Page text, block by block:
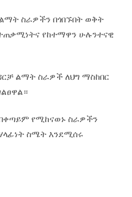
ስራዎችን በጎበኙበት ወቅት
የከተማዋን ሁሉንተናዊ
ልማት ስራዎች ለህግ ማስከበር
የሚከናወኑ ስራዎችን
ስሜት እንደሚሰሩ